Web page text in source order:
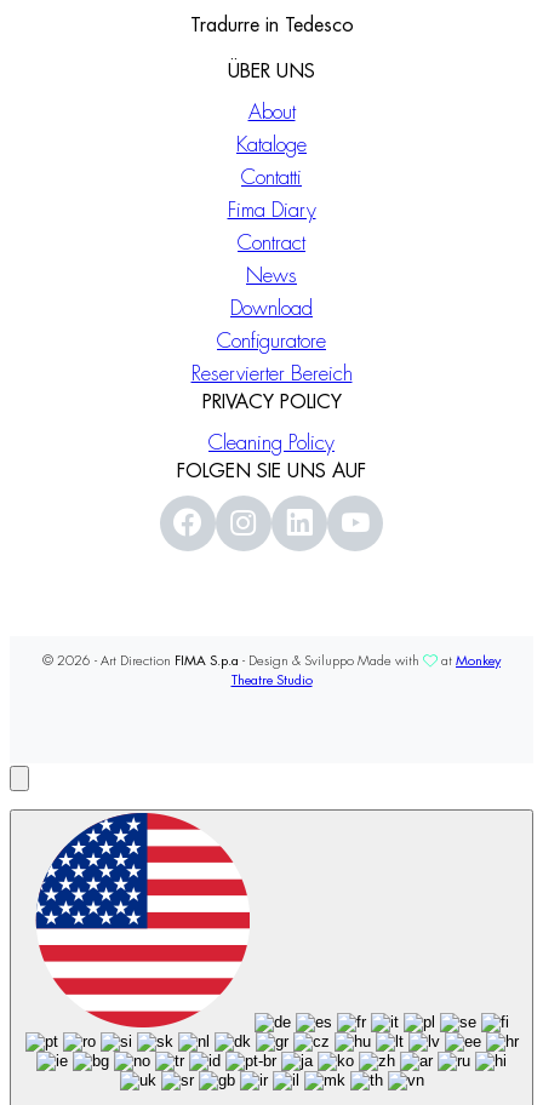
Tradurre in Tedesco
ÜBER UNS
About
Kataloge
Contatti
Fima Diary
Contract
News
Download
Configuratore
Reservierter Bereich
PRIVACY POLICY
Cleaning Policy
FOLGEN SIE UNS AUF
© 2026 - Art Direction FIMA S.p.a - Design & Sviluppo Made with at Monkey
Theatre Studio